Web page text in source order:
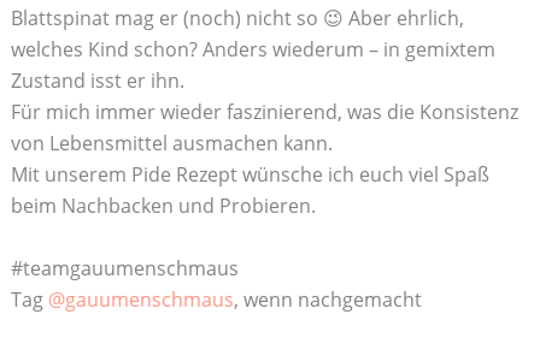
Blattspinat mag er (noch) nicht so 😉 Aber ehrlich,
welches Kind schon? Anders wiederum – in gemixtem
Zustand isst er ihn.
Für mich immer wieder faszinierend, was die Konsistenz
von Lebensmittel ausmachen kann.
Mit unserem Pide Rezept wünsche ich euch viel Spaß
beim Nachbacken und Probieren.
#teamgauumenschmaus
Tag @gauumenschmaus, wenn nachgemacht